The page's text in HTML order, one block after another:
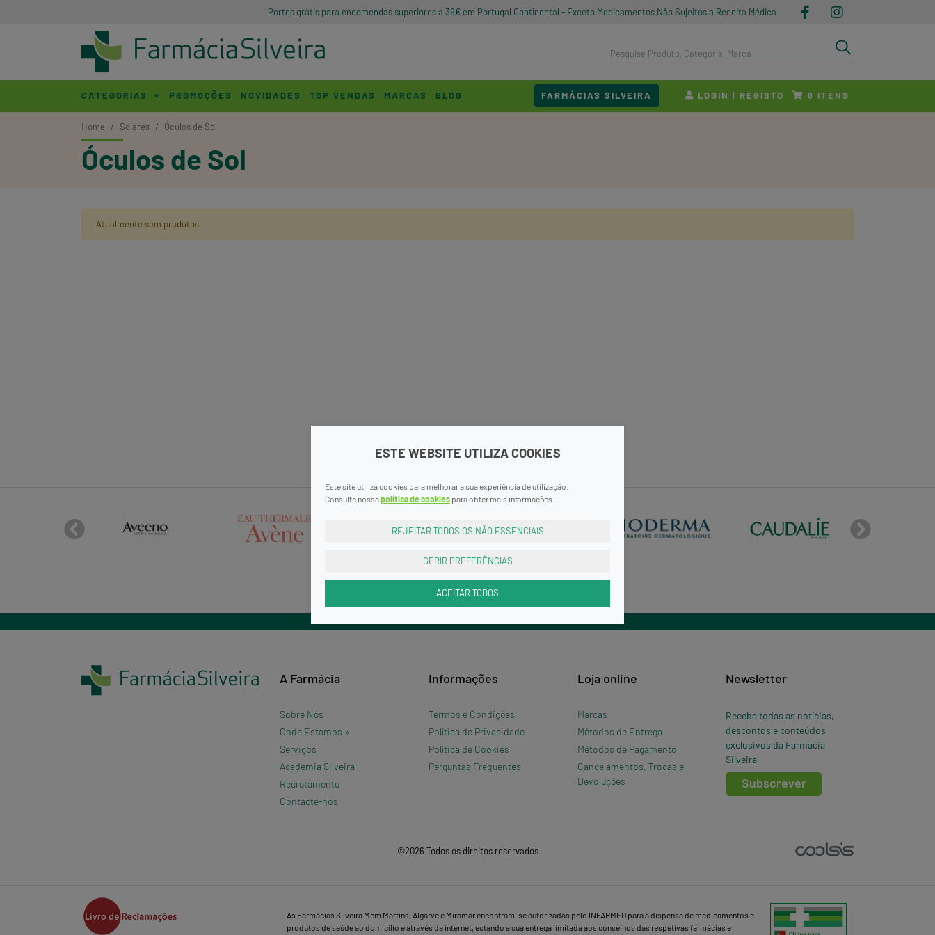
ESTE WEBSITE UTILIZA COOKIES
Este site utiliza cookies para melhorar a sua experiência de utilização.
Consulte nossapolítica de cookies para obter mais informações.
REJEITAR TODOS OS NÃO ESSENCIAIS
GERIR PREFERÊNCIAS
ACEITAR TODOS
Portes grátis para encomendas superiores a 39€ em Portugal Continental - Exceto Medicamentos Não Sujeitos a Receita Médica
CATEGORIAS PROMOÇÕES NOVIDADES TOP VENDAS MARCAS BLOG FARMÁCIAS SILVEIRA LOGIN | REGISTO 0 ITENS
Home Solares Óculos de Sol
Óculos de Sol
Atualmente sem produtos
A Farmácia
Sobre Nós
Onde Estamos »
Serviços
Academia Silveira
Recrutamento
Contacte-nos
Informações
Termos e Condições
Política de Privacidade
Política de Cookies
Perguntas Frequentes
Loja online
Marcas
Métodos de Entrega
Métodos de Pagamento
Cancelamentos, Trocas e
Devoluções
Newsletter
Receba todas as notícias,
descontos e conteúdos
exclusivos da Farmácia
Silveira
Subscrever
©2026 Todos os direitos reservados
As Farmácias Silveira Mem Martins, Algarve e Miramar encontram-se autorizadas pelo INFARMED para a dispensa de medicamentos e
produtos de saúde ao domicílio e através da internet, estando a sua entrega limitada aos conselhos das respetivas farmácias e